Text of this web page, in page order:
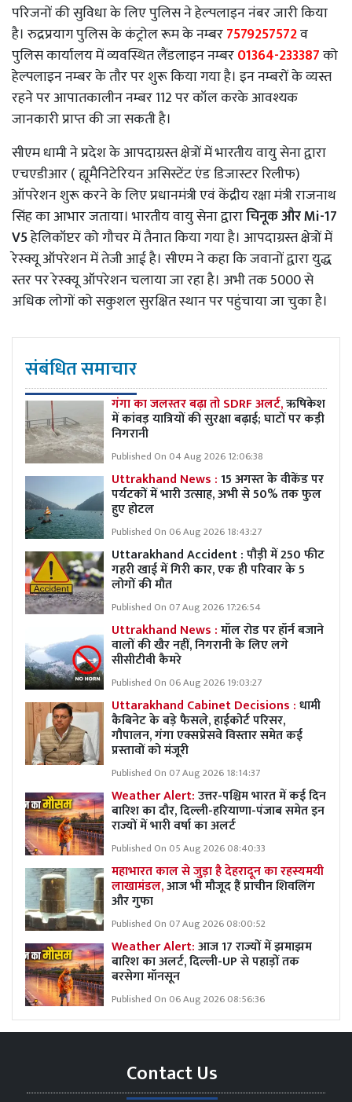
परिजनों की सुविधा के लिए पुलिस ने हेल्पलाइन नंबर जारी किया
है। रुद्रप्रयाग पुलिस के कंट्रोल रूम के नम्बर7579257572व
पुलिस कार्यालय में व्यवस्थित लैंडलाइन नम्बर01364-233387को
हेल्पलाइन नम्बर के तौर पर शुरू किया गया है। इन नम्बरों के व्यस्त
रहने पर आपातकालीन नम्बर 112 पर कॉल करके आवश्यक
जानकारी प्राप्त की जा सकती है।
सीएम धामी ने प्रदेश के आपदाग्रस्त क्षेत्रों में भारतीय वायु सेना द्वारा
एचएडीआर ( ह्यूमैनिटेरियन असिस्टेंट एंड डिजास्टर रिलीफ)
ऑपरेशन शुरू करने के लिए प्रधानमंत्री एवं केंद्रीय रक्षा मंत्री राजनाथ
सिंह का आभार जताया। भारतीय वायु सेना द्वाराचिनूक और Mi-17
V5हेलिकॉप्टर को गौचर में तैनात किया गया है। आपदाग्रस्त क्षेत्रों में
रेस्क्यू ऑपरेशन में तेजी आई है। सीएम ने कहा कि जवानों द्वारा युद्ध
स्तर पर रेस्क्यू ऑपरेशन चलाया जा रहा है। अभी तक 5000 से
अधिक लोगों को सकुशल सुरक्षित स्थान पर पहुंचाया जा चुका है।
संबंधित समाचार
गंगा का जलस्तर बढ़ा तो SDRF अलर्ट,ऋषिकेश
में कांवड़ यात्रियों की सुरक्षा बढ़ाई; घाटों पर कड़ी
निगरानी
Published On 04 Aug 2026 12:06:38
Uttrakhand News :15 अगस्त के वीकेंड पर
पर्यटकों में भारी उत्साह, अभी से 50% तक फुल
हुए होटल
Published On 06 Aug 2026 18:43:27
Uttarakhand Accident : पौड़ी में 250 फीट
गहरी खाई में गिरी कार, एक ही परिवार के 5
लोगों की मौत
Published On 07 Aug 2026 17:26:54
Uttrakhand News :मॉल रोड पर हॉर्न बजाने
वालों की खैर नहीं, निगरानी के लिए लगे
सीसीटीवी कैमरे
Published On 06 Aug 2026 19:03:27
Uttarakhand Cabinet Decisions :धामी
कैबिनेट के बड़े फैसले, हाईकोर्ट परिसर,
गौपालन, गंगा एक्सप्रेसवे विस्तार समेत कई
प्रस्तावों को मंजूरी
Published On 07 Aug 2026 18:14:37
Weather Alert:उत्तर-पश्चिम भारत में कई दिन
बारिश का दौर, दिल्ली-हरियाणा-पंजाब समेत इन
राज्यों में भारी वर्षा का अलर्ट
Published On 05 Aug 2026 08:40:33
महाभारत काल से जुड़ा है देहरादून का रहस्यमयी
लाखामंडल,आज भी मौजूद हैं प्राचीन शिवलिंग
और गुफा
Published On 07 Aug 2026 08:00:52
Weather Alert:आज 17 राज्यों में झमाझम
बारिश का अलर्ट, दिल्ली-UP से पहाड़ों तक
बरसेगा मॉनसून
Published On 06 Aug 2026 08:56:36
Contact Us